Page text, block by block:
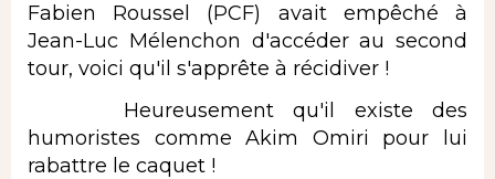
Fabien Roussel (PCF) avait empêché à
Jean-Luc Mélenchon d'accéder au second
tour, voici qu'il s'apprête à récidiver !
Heureusement qu'il existe des
humoristes comme Akim Omiri pour lui
rabattre le caquet !